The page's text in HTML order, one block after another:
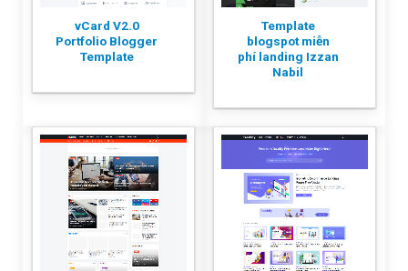
vCard V2.0
Portfolio Blogger
Template
Template
blogspot miễn
phí landing Izzan
Nabil